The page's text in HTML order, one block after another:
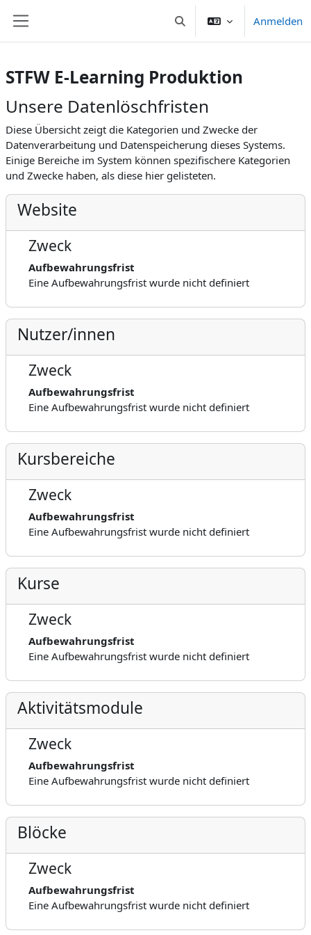
Sucheingabe umschalten
Anmelden
STFW E-Learning Produktion
Unsere Datenlöschfristen
Diese Übersicht zeigt die Kategorien und Zwecke der
Datenverarbeitung und Datenspeicherung dieses Systems.
Einige Bereiche im System können spezifischere Kategorien
und Zwecke haben, als diese hier gelisteten.
Website
Zweck
Aufbewahrungsfrist
Eine Aufbewahrungsfrist wurde nicht definiert
Nutzer/innen
Zweck
Aufbewahrungsfrist
Eine Aufbewahrungsfrist wurde nicht definiert
Kursbereiche
Zweck
Aufbewahrungsfrist
Eine Aufbewahrungsfrist wurde nicht definiert
Kurse
Zweck
Aufbewahrungsfrist
Eine Aufbewahrungsfrist wurde nicht definiert
Aktivitätsmodule
Zweck
Aufbewahrungsfrist
Eine Aufbewahrungsfrist wurde nicht definiert
Blöcke
Zweck
Aufbewahrungsfrist
Eine Aufbewahrungsfrist wurde nicht definiert